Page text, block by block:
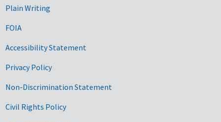
Plain Writing
FOIA
Accessibility Statement
Privacy Policy
Non-Discrimination Statement
Civil Rights Policy